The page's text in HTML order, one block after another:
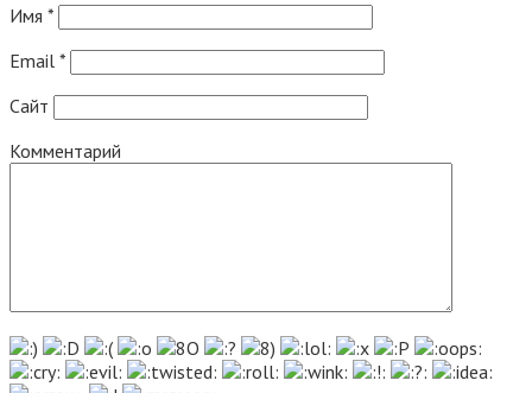
Имя *
Email *
Сайт
Комментарий